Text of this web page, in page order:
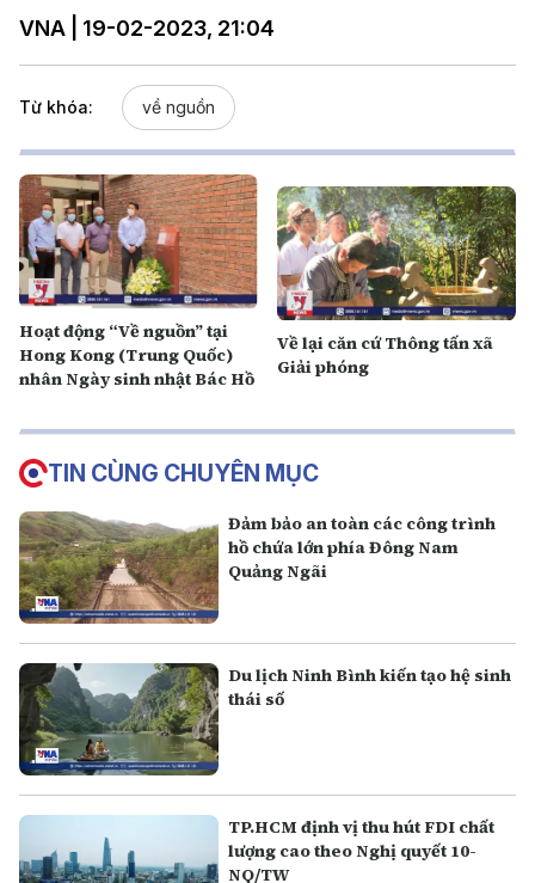
VNA | 19-02-2023, 21:04
Từ khóa: về nguồn
Hoạt động “Về nguồn” tại
Hong Kong (Trung Quốc)
nhân Ngày sinh nhật Bác Hồ
Về lại căn cứ Thông tấn xã
Giải phóng
TIN CÙNG CHUYÊN MỤC
Đảm bảo an toàn các công trình
hồ chứa lớn phía Đông Nam
Quảng Ngãi
Du lịch Ninh Bình kiến tạo hệ sinh
thái số
TP.HCM định vị thu hút FDI chất
lượng cao theo Nghị quyết 10-
NQ/TW